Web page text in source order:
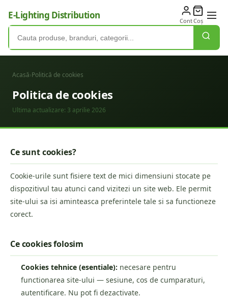
E-Lighting Distribution ContCoș
Acasă›Politică de cookies
Politica de cookies
Ultima actualizare: 3 aprilie 2026
Ce sunt cookies?
Cookie-urile sunt fisiere text de mici dimensiuni stocate pe
dispozitivul tau atunci cand vizitezi un site web. Ele permit
site-ului sa isi aminteasca preferintele tale si sa functioneze
corect.
Ce cookies folosim
Cookies tehnice (esentiale): necesare pentru
functionarea site-ului — sesiune, cos de cumparaturi,
autentificare. Nu pot fi dezactivate.